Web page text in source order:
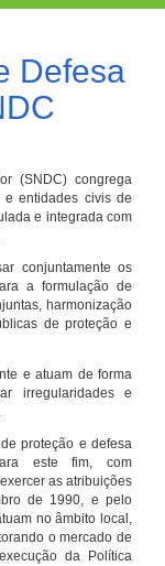
Defesa
(SNDC) congrega
e entidades civis de
e integrada com
conjuntamente os
a formulação de
harmonização
de proteção e
e atuam de forma
irregularidades e
proteção e defesa
este fim, com
as atribuições
de 1990, e pelo
no âmbito local,
o mercado de
da Política